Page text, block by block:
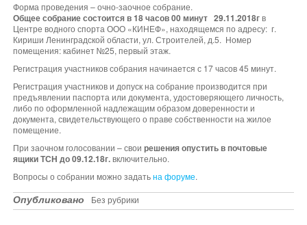
Форма проведения – очно-заочное собрание.
Общее собрание состоится в 18 часов 00 минут 29.11.2018гв
Центре водного спорта ООО «КИНЕФ», находящемся по адресу: г.
Кириши Ленинградской области, ул. Строителей, д.5. Номер
помещения: кабинет №25, первый этаж.
Регистрация участников собрания начинается с 17 часов 45 минут.
Регистрация участников и допуск на собрание производится при
предъявлении паспорта или документа, удостоверяющего личность,
либо по оформленной надлежащим образом доверенности и
документа, свидетельствующего о праве собственности на жилое
помещение.
При заочном голосовании – своирешения опустить в почтовые
ящики ТСН до 09.12.18г.включительно.
Вопросы о собрании можно задатьна форуме.
Опубликовано Без рубрики